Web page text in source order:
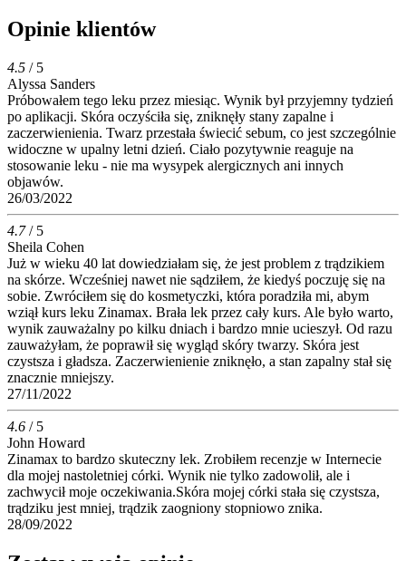
Opinie klientów
4.5 / 5
Alyssa Sanders
Próbowałem tego leku przez miesiąc. Wynik był przyjemny tydzień
po aplikacji. Skóra oczyściła się, zniknęły stany zapalne i
zaczerwienienia. Twarz przestała świecić sebum, co jest szczególnie
widoczne w upalny letni dzień. Ciało pozytywnie reaguje na
stosowanie leku - nie ma wysypek alergicznych ani innych
objawów.
26/03/2022
4.7/ 5
Sheila Cohen
Już w wieku 40 lat dowiedziałam się, że jest problem z trądzikiem
na skórze. Wcześniej nawet nie sądziłem, że kiedyś poczuję się na
sobie. Zwróciłem się do kosmetyczki, która poradziła mi, abym
wziął kurs leku Zinamax. Brała lek przez cały kurs. Ale było warto,
wynik zauważalny po kilku dniach i bardzo mnie ucieszył. Od razu
zauważyłam, że poprawił się wygląd skóry twarzy. Skóra jest
czystsza i gładsza. Zaczerwienienie zniknęło, a stan zapalny stał się
znacznie mniejszy.
27/11/2022
4.6 / 5
John Howard
Zinamax to bardzo skuteczny lek. Zrobiłem recenzje w Internecie
dla mojej nastoletniej córki. Wynik nie tylko zadowolił, ale i
zachwycił moje oczekiwania.Skóra mojej córki stała się czystsza,
trądziku jest mniej, trądzik zaogniony stopniowo znika.
28/09/2022